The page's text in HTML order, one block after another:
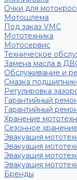
Очки для
Мотошлема
Под заказ VMC
Мототехника
Мотосервис
Техническое
Замена масла в
Обслуживание и
Смазка
Регулировка
Гарантийный
Гарантийный
Хранение
Сезонное
Эвакуация
Эвакуация
Эвакуация
Эвакуация
Бренды